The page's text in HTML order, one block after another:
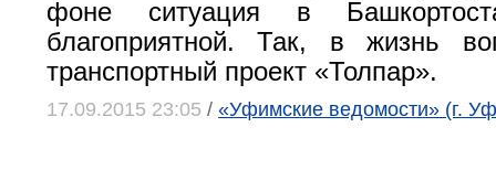
фоне ситуация в
благоприятной. Так, в жизнь
транспортный проект «Толпар».
17.09.2015 23:05 / «Уфимские ведомости» (г.